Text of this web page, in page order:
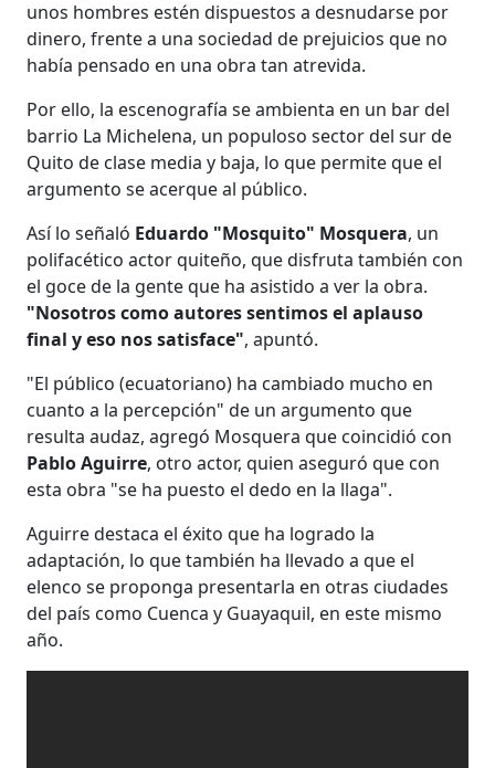
unos hombres estén dispuestos a desnudarse por
dinero, frente a una sociedad de prejuicios que no
había pensado en una obra tan atrevida.
Por ello, la escenografía se ambienta en un bar del
barrio La Michelena, un populoso sector del sur de
Quito de clase media y baja, lo que permite que el
argumento se acerque al público.
Así lo señaló Eduardo "Mosquito" Mosquera, un
polifacético actor quiteño, que disfruta también con
el goce de la gente que ha asistido a ver la obra.
"Nosotros como autores sentimos el aplauso
final y eso nos satisface", apuntó.
"El público (ecuatoriano) ha cambiado mucho en
cuanto a la percepción" de un argumento que
resulta audaz, agregó Mosquera que coincidió con
Pablo Aguirre, otro actor, quien aseguró que con
esta obra "se ha puesto el dedo en la llaga".
Aguirre destaca el éxito que ha logrado la
adaptación, lo que también ha llevado a que el
elenco se proponga presentarla en otras ciudades
del país como Cuenca y Guayaquil, en este mismo
año.